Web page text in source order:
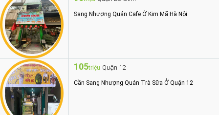
Sang Nhượng Quán Cafe Ở Kim Mã Hà Nội
105triệu Quận 12
Cần Sang Nhượng Quán Trà Sữa Ở Quận 12